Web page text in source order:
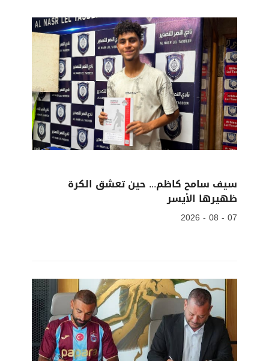
سيف سامح كاظم... حين تعشق الكرة
ظهيرها الأيسر
07 - 08 - 2026